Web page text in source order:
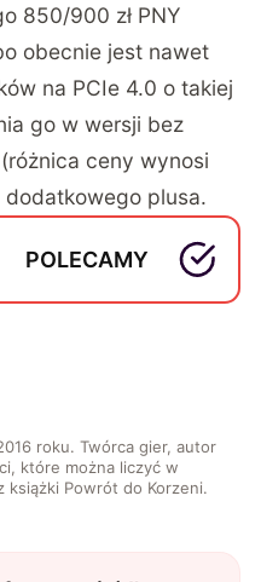
850/900 zł PNY
obecnie jest nawet
na PCIe 4.0 o takiej
go w wersji bez
ceny wynosi
dodatkowego plusa.
POLECAMY
roku. Twórca gier, autor
które można liczyć w
książki Powrót do Korzeni.